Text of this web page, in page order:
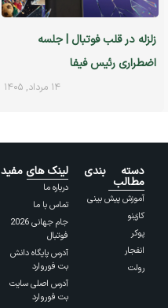
زلزله در قلب فوتبال | جلسه
اضطراری رئیس فیفا
۱۴ مرداد, ۱۴۰۵
دسته بندی
مطالب
آموزش پیش بینی
کازینو
پوکر
انفجار
رولت
لینک های مفید
درباره ما
تماس با ما
جام جهانی 2026
فوتبال
آدرس پایگاه دانش
بت فوروارد
آدرس اصلی سایت
بت فوروارد